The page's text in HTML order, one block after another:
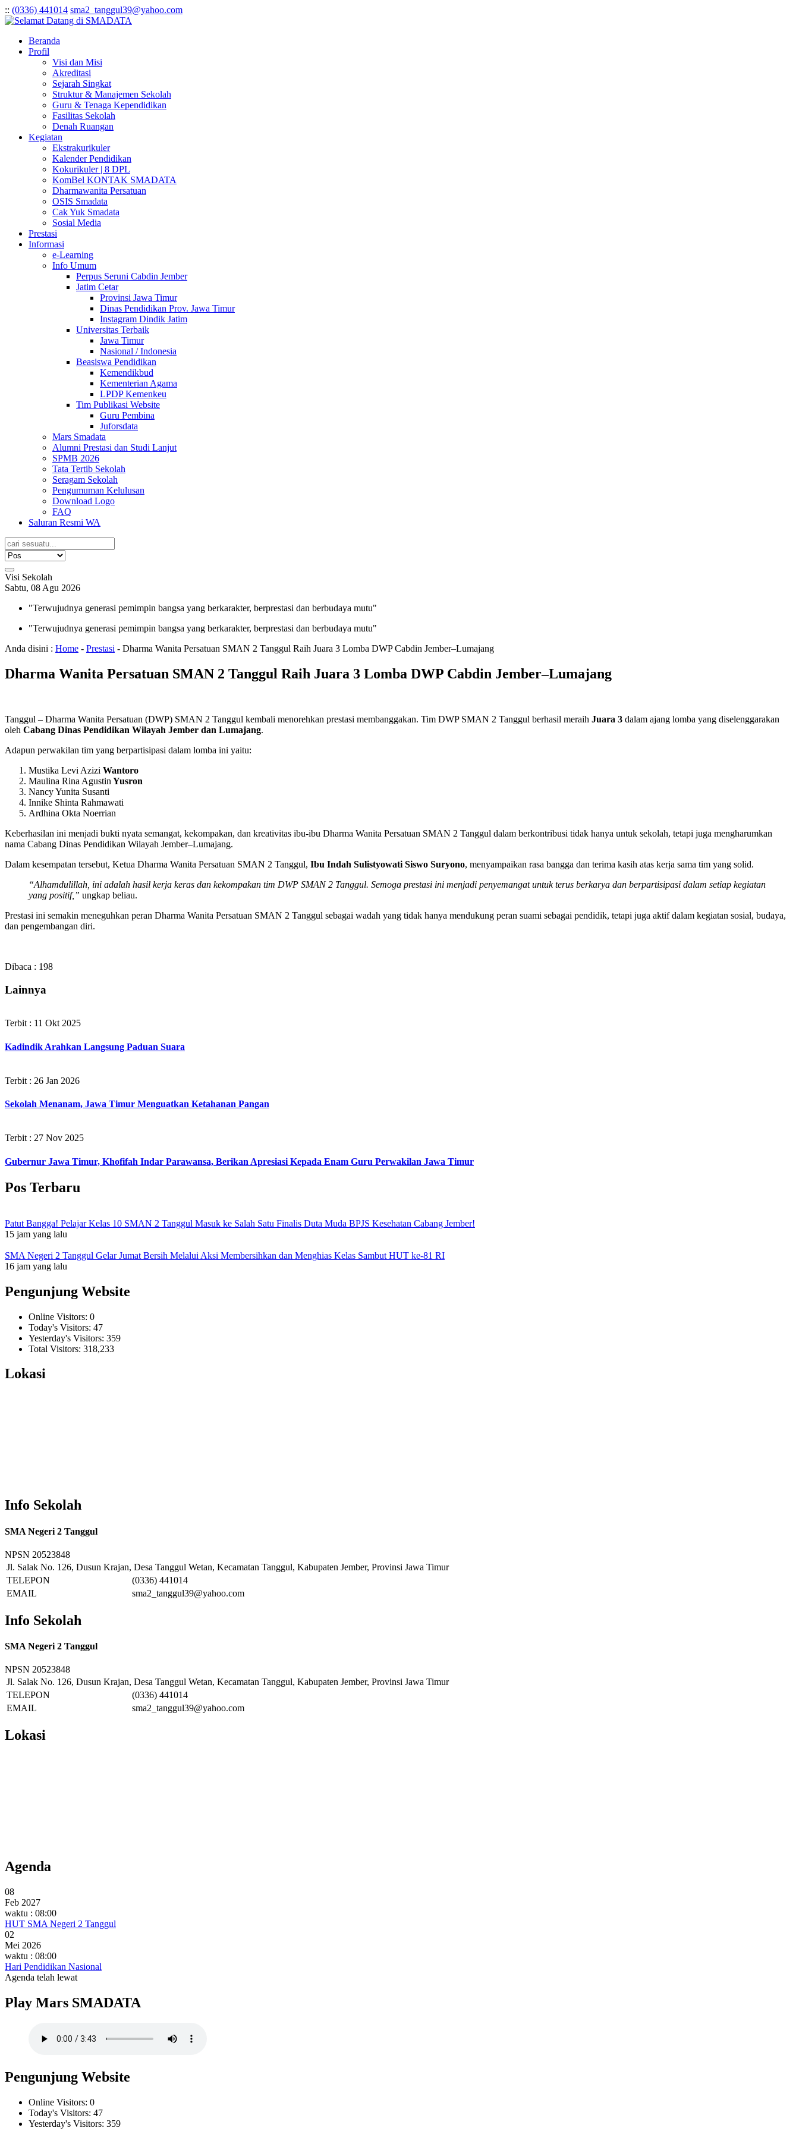
:: (0336) 441014 sma2_tanggul39@yahoo.com
Beranda
Profil
Visi dan Misi
Akreditasi
Sejarah Singkat
Struktur & Manajemen Sekolah
Guru & Tenaga Kependidikan
Fasilitas Sekolah
Denah Ruangan
Kegiatan
Ekstrakurikuler
Kalender Pendidikan
Kokurikuler | 8 DPL
KomBel KONTAK SMADATA
Dharmawanita Persatuan
OSIS Smadata
Cak Yuk Smadata
Sosial Media
Prestasi
Informasi
e-Learning
Info Umum
Perpus Seruni Cabdin Jember
Jatim Cetar
Provinsi Jawa Timur
Dinas Pendidikan Prov. Jawa Timur
Instagram Dindik Jatim
Universitas Terbaik
Jawa Timur
Nasional / Indonesia
Beasiswa Pendidikan
Kemendikbud
Kementerian Agama
LPDP Kemenkeu
Tim Publikasi Website
Guru Pembina
Juforsdata
Mars Smadata
Alumni Prestasi dan Studi Lanjut
SPMB 2026
Tata Tertib Sekolah
Seragam Sekolah
Pengumuman Kelulusan
Download Logo
FAQ
Saluran Resmi WA
Visi Sekolah
Sabtu, 08 Agu 2026
"Terwujudnya generasi pemimpin bangsa yang berkarakter, berprestasi dan berbudaya mutu"
"Terwujudnya generasi pemimpin bangsa yang berkarakter, berprestasi dan berbudaya mutu"
Anda disini : Home - Prestasi - Dharma Wanita Persatuan SMAN 2 Tanggul Raih Juara 3 Lomba DWP Cabdin Jember–Lumajang
Dharma Wanita Persatuan SMAN 2 Tanggul Raih Juara 3 Lomba DWP Cabdin Jember–Lumajang
Tanggul – Dharma Wanita Persatuan (DWP) SMAN 2 Tanggul kembali menorehkan prestasi membanggakan. Tim DWP SMAN 2 Tanggul berhasil meraih Juara 3 dalam ajang lomba yang diselenggarakan
oleh Cabang Dinas Pendidikan Wilayah Jember dan Lumajang.
Adapun perwakilan tim yang berpartisipasi dalam lomba ini yaitu:
Mustika Levi Azizi Wantoro
Maulina Rina Agustin Yusron
Nancy Yunita Susanti
Innike Shinta Rahmawati
Ardhina Okta Noerrian
Keberhasilan ini menjadi bukti nyata semangat, kekompakan, dan kreativitas ibu-ibu Dharma Wanita Persatuan SMAN 2 Tanggul dalam berkontribusi tidak hanya untuk sekolah, tetapi juga mengharumkan
nama Cabang Dinas Pendidikan Wilayah Jember–Lumajang.
Dalam kesempatan tersebut, Ketua Dharma Wanita Persatuan SMAN 2 Tanggul, Ibu Indah Sulistyowati Siswo Suryono, menyampaikan rasa bangga dan terima kasih atas kerja sama tim yang solid.
“Alhamdulillah, ini adalah hasil kerja keras dan kekompakan tim DWP SMAN 2 Tanggul. Semoga prestasi ini menjadi penyemangat untuk terus berkarya dan berpartisipasi dalam setiap kegiatan
yang positif,” ungkap beliau.
Prestasi ini semakin meneguhkan peran Dharma Wanita Persatuan SMAN 2 Tanggul sebagai wadah yang tidak hanya mendukung peran suami sebagai pendidik, tetapi juga aktif dalam kegiatan sosial, budaya,
dan pengembangan diri.
Dibaca : 198
Lainnya
Terbit : 11 Okt 2025
Kadindik Arahkan Langsung Paduan Suara
Terbit : 26 Jan 2026
Sekolah Menanam, Jawa Timur Menguatkan Ketahanan Pangan
Terbit : 27 Nov 2025
Gubernur Jawa Timur, Khofifah Indar Parawansa, Berikan Apresiasi Kepada Enam Guru Perwakilan Jawa Timur
Pos Terbaru
Patut Bangga! Pelajar Kelas 10 SMAN 2 Tanggul Masuk ke Salah Satu Finalis Duta Muda BPJS Kesehatan Cabang Jember!
15 jam yang lalu
SMA Negeri 2 Tanggul Gelar Jumat Bersih Melalui Aksi Membersihkan dan Menghias Kelas Sambut HUT ke-81 RI
16 jam yang lalu
Pengunjung Website
Online Visitors: 0
Today's Visitors: 47
Yesterday's Visitors: 359
Total Visitors: 318,233
Lokasi
Info Sekolah
SMA Negeri 2 Tanggul
NPSN 20523848
Jl. Salak No. 126, Dusun Krajan, Desa Tanggul Wetan, Kecamatan Tanggul, Kabupaten Jember, Provinsi Jawa Timur
TELEPON
(0336) 441014
EMAIL
sma2_tanggul39@yahoo.com
Info Sekolah
SMA Negeri 2 Tanggul
NPSN 20523848
Jl. Salak No. 126, Dusun Krajan, Desa Tanggul Wetan, Kecamatan Tanggul, Kabupaten Jember, Provinsi Jawa Timur
TELEPON
(0336) 441014
EMAIL
sma2_tanggul39@yahoo.com
Lokasi
Agenda
08
Feb 2027
waktu : 08:00
HUT SMA Negeri 2 Tanggul
02
Mei 2026
waktu : 08:00
Hari Pendidikan Nasional
Agenda telah lewat
Play Mars SMADATA
Pengunjung Website
Online Visitors: 0
Today's Visitors: 47
Yesterday's Visitors: 359